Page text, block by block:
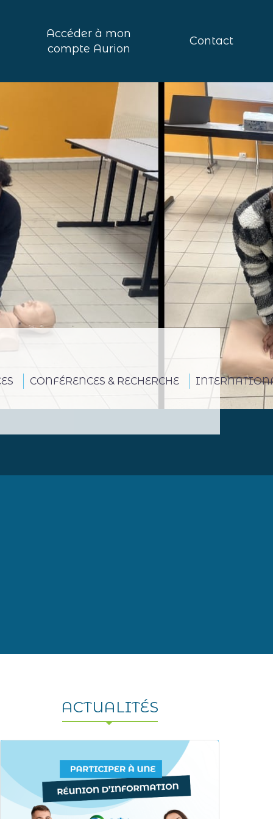
Accéder à mon
compte Aurion
Contact
CONFÉRENCES & RECHERCHE
ACTUALITÉS